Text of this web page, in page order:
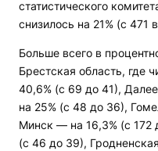
статистического
снизилось на 21% (с
Больше всего в
Брестская область, где
40,6% (с 69 до 41),
на 25% (с 48 до 36),
Минск — на 16,3% (с 172
(с 46 до 39),